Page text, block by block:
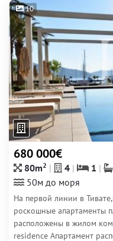
10
680 000€
80m2 4 1
50м до моря
На первой линии в
роскошные апартаменты
расположены в жилом
residence Апартамент